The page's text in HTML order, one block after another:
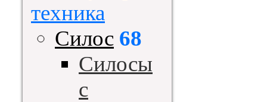
техника
Силос 68
Силосы
с